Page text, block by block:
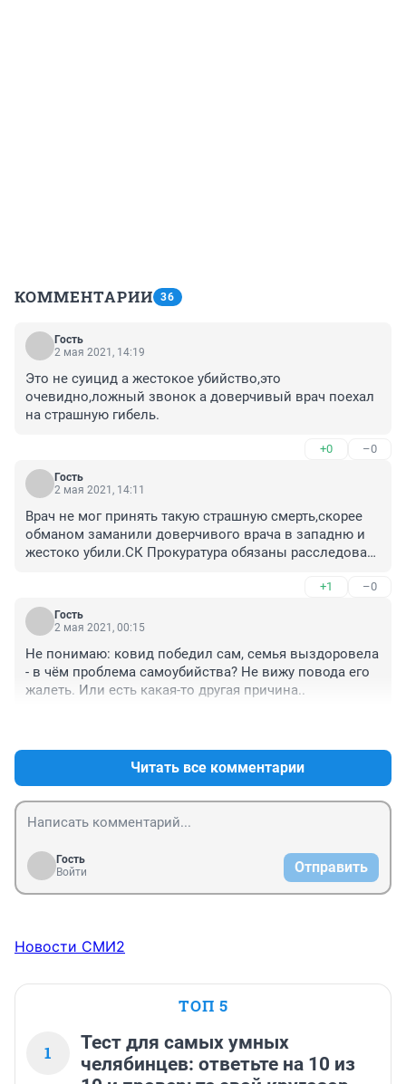
КОММЕНТАРИИ 36
Гость
2 мая 2021, 14:19
Это не суицид а жестокое убийство,это
очевидно,ложный звонок а доверчивый врач поехал
на страшную гибель.
+0 –0
Гость
2 мая 2021, 14:11
Врач не мог принять такую страшную смерть,скорее
обманом заманили доверчивого врача в западню и
жестоко убили.СК Прокуратура обязаны расследовать
+1 –0
Гость
2 мая 2021, 00:15
Не понимаю: ковид победил сам, семья выздоровела
- в чём проблема самоубийства? Не вижу повода его
жалеть. Или есть какая-то другая причина..
Читать все комментарии
Гость
Войти
Отправить
Новости СМИ2
ТОП 5
1
Тест для самых умных
челябинцев: ответьте на 10 из